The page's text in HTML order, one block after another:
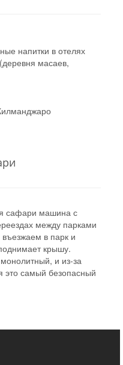
напитки в отелях
масаев,
сафари машина с
между парками
в парк и
крышу.
и из-за
это самый безопасный